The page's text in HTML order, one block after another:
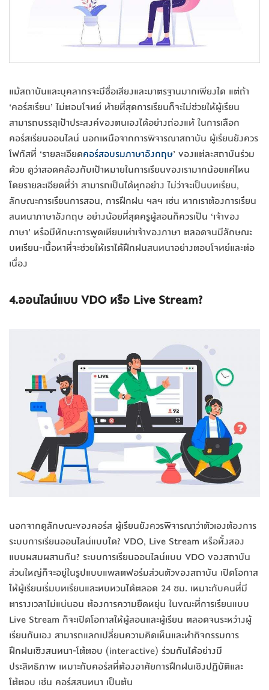
แม้สถาบันและบุคลากรจะมีชื่อเสียงและมาตรฐานมากเพียงใด แต่ถ้า
‘คอร์สเรียน’ ไม่ตอบโจทย์ ท้ายที่สุดการเรียนก็จะไม่ช่วยให้ผู้เรียน
สามารถบรรลุเป้าประสงค์ของตนเองได้อย่างถ่องแท้ ในการเลือก
คอร์สเรียนออนไลน์ นอกเหนือจากการพิจารณาสถาบัน ผู้เรียนยังควร
โฟกัสที่ ‘รายละเอียดคอร์สอบรมภาษาอังกฤษ’ ของแต่ละสถาบันร่วม
ด้วย ดูว่าสอดคล้องกับเป้าหมายในการเรียนของเรามากน้อยแค่ไหน
โดยรายละเอียดที่ว่า สามารถเป็นได้ทุกอย่าง ไม่ว่าจะเป็นบทเรียน,
ลักษณะการเรียนการสอน, การฝึกฝน ฯลฯ เช่น หากเราต้องการเรียน
สนทนาภาษาอังกฤษ อย่างน้อยที่สุดครูผู้สอนก็ควรเป็น ‘เจ้าของ
ภาษา’ หรือมีทักษะการพูดเทียบเท่าเจ้าของภาษา ตลอดจนมีลักษณะ
บทเรียน-เนื้อหาที่จะช่วยให้เราได้ฝึกฝนสนทนาอย่างตอบโจทย์และต่อ
เนื่อง
4.ออนไลน์แบบ VDO หรือ Live Stream?
นอกจากดูลักษณะของคอร์ส ผู้เรียนยังควรพิจารณาว่าตัวเองต้องการ
ระบบการเรียนออนไลน์แบบใด? VDO, Live Stream หรือทั้งสอง
แบบผสมผสานกัน? ระบบการเรียนออนไลน์แบบ VDO ของสถาบัน
ส่วนใหญ่ก็จะอยู่ในรูปแบบแพลตฟอร์มส่วนตัวของสถาบัน เปิดโอกาส
ให้ผู้เรียนเริ่มบทเรียนและทบทวนได้ตลอด 24 ชม. เหมาะกับคนที่มี
ตารางเวลาไม่แน่นอน ต้องการความยืดหยุ่น ในขณะที่การเรียนแบบ
Live Stream ก็จะเปิดโอกาสให้ผู้สอนและผู้เรียน ตลอดจนระหว่างผู้
เรียนกันเอง สามารถแลกเปลี่ยนความคิดเห็นและทำกิจกรรมการ
ฝึกฝนเชิงสนทนา-โต้ตอบ (interactive) ร่วมกันได้อย่างมี
ประสิทธิภาพ เหมาะกับคอร์สที่ต้องอาศัยการฝึกฝนเชิงปฏิบัติและ
โต้ตอบ เช่น คอร์สสนทนา เป็นต้น